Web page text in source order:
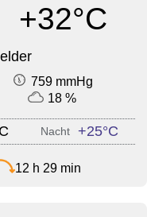
+32°C
759 mmHg
18 %
Nacht +25°C
12 h 29 min